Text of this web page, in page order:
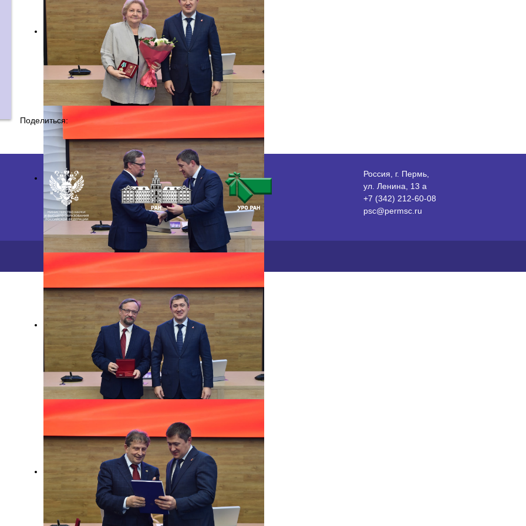
Поделиться:
Россия, г. Пермь,
ул. Ленина, 13 а
+7 (342) 212-60-08
psc@permsc.ru
ПФИЦ УрО РАН